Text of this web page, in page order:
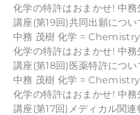
化学の特許はおまかせ! 中
講座(第19回)共同出願につい
中務 茂樹 化学 =
化学の特許はおまかせ! 中
講座(第18回)医薬特許につい
中務 茂樹 化学 =
化学の特許はおまかせ! 中
講座(第17回)メディカル関連